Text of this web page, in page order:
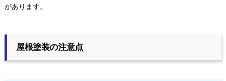
があります。
屋根塗装の注意点